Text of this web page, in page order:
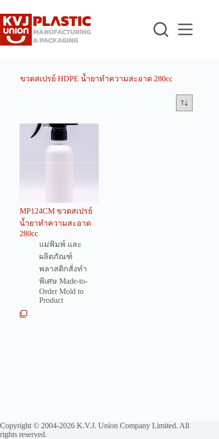
to
content
ขวดสเปรย์ HDPE น้ำยาทำความสะอาด 280cc
MP124CM ขวดสเปรย์
น้ำยาทำความสะอาด
280cc
แม่พิมพ์ และ
ผลิตภัณฑ์
พลาสติกสั่งทำ
พิเศษ Made-to-
Order Mold to
Product
Copyright © 2004-2026 K.V.J. Union Company Limited. All
rights reserved.